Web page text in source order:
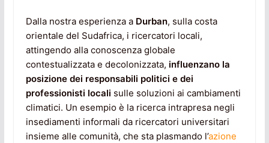
Dalla nostra esperienza a Durban, sulla costa
orientale del Sudafrica, i ricercatori locali,
attingendo alla conoscenza globale
contestualizzata e decolonizzata, influenzano la
posizione dei responsabili politici e dei
professionisti locali sulle soluzioni ai cambiamenti
climatici. Un esempio è la ricerca intrapresa negli
insediamenti informali da ricercatori universitari
insieme alle comunità, che sta plasmando l’azione